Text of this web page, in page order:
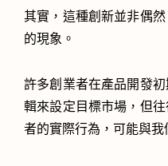
其實，這種創新並非偶
的現象。
許多創業者在產品開發
輯來設定目標市場，但
者的實際行為，可能與我